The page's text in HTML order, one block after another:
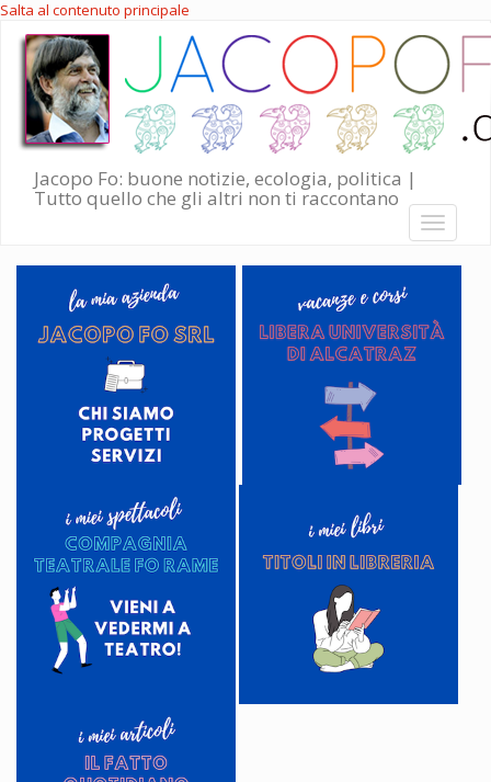
Salta al contenuto principale
Jacopo Fo: buone notizie, ecologia, politica |
Tutto quello che gli altri non ti raccontano
Toggle